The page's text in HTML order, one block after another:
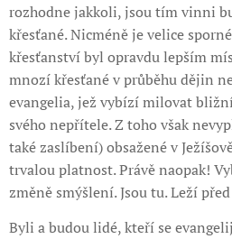
rozhodne jakkoli, jsou tím vinni
křesťané. Nicméně je velice
křesťanství byl opravdu lepším
mnozí křesťané v průběhu dějin
evangelia, jež vybízí milovat
svého nepřítele. Z toho však
také zaslíbení) obsažené v
trvalou platnost. Právě naopak!
změně smýšlení. Jsou tu. Leží
Byli a budou lidé, kteří se